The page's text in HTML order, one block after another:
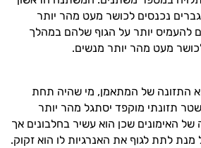
נכנסים לכושר מעט מהר יותר
להעמיס יותר על הגוף שלהם במהלך
לכושר מעט מהר יותר מנשים.
התזונה של המתאמן, מי שהיה תחת
תזונתי מוקפד יסתגל מהר יותר
של האימונים שכן הוא עשיר בחלבונים אך
לתת לגוף את האנרגיות לו הוא זקוק.
על מאגרי מידע קליניים
בתחומי הרפואה הטבעית